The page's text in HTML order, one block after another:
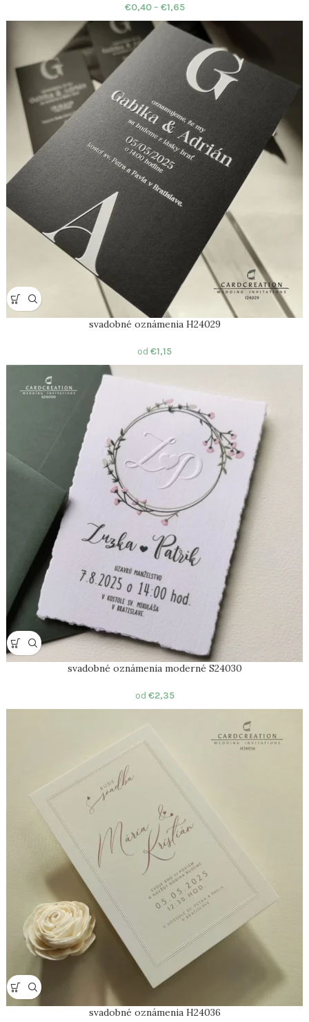
€0,40 – €1,65
svadobné oznámenia H24029
od €1,15
svadobné oznámenia moderné S24030
od €2,35
svadobné oznámenia H24036